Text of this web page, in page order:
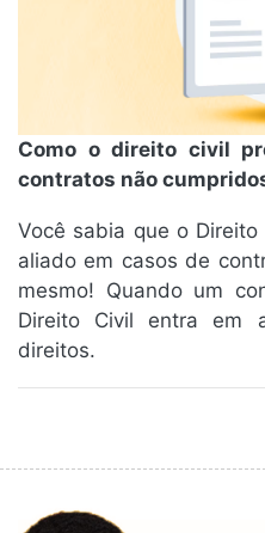
Como o direito civil
contratos não
Você sabia que o
aliado em casos de
mesmo! Quando um
Direito Civil entra em
direitos.